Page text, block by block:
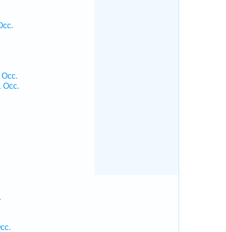
Occ.
Occ.